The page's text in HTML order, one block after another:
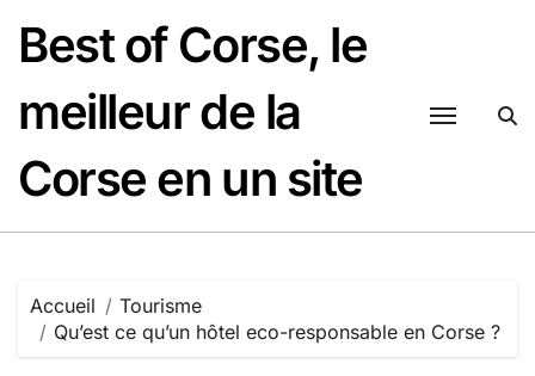
contenu
Best of Corse, le
meilleur de la
Corse en un site
Accueil
Tourisme
Qu’est ce qu’un hôtel eco-responsable en Corse ?